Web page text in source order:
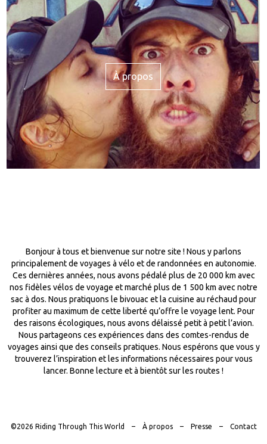
À propos
Bonjour à tous et bienvenue sur notre site ! Nous y parlons
principalement de voyages à vélo et de randonnées en autonomie.
Ces dernières années, nous avons pédalé plus de 20 000 km avec
nos fidèles vélos de voyage et marché plus de 1 500 km avec notre
sac à dos. Nous pratiquons le bivouac et la cuisine au réchaud pour
profiter au maximum de cette liberté qu’offre le voyage lent. Pour
des raisons écologiques, nous avons délaissé petit à petit l’avion.
Nous partageons ces expériences dans des comtes-rendus de
voyages ainsi que des conseils pratiques. Nous espérons que vous y
trouverez l’inspiration et les informations nécessaires pour vous
lancer. Bonne lecture et à bientôt sur les routes !
©2026 Riding Through This World À propos Presse Contact